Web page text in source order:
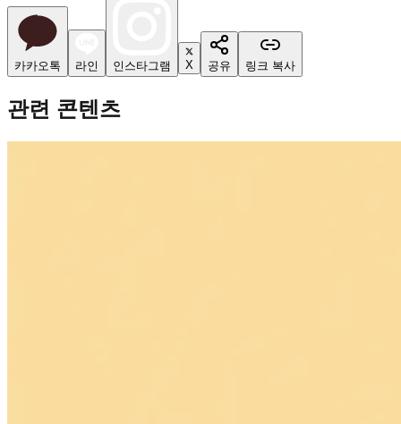
카카오톡 라인 인스타그램 X 공유 링크 복사
관련 콘텐츠